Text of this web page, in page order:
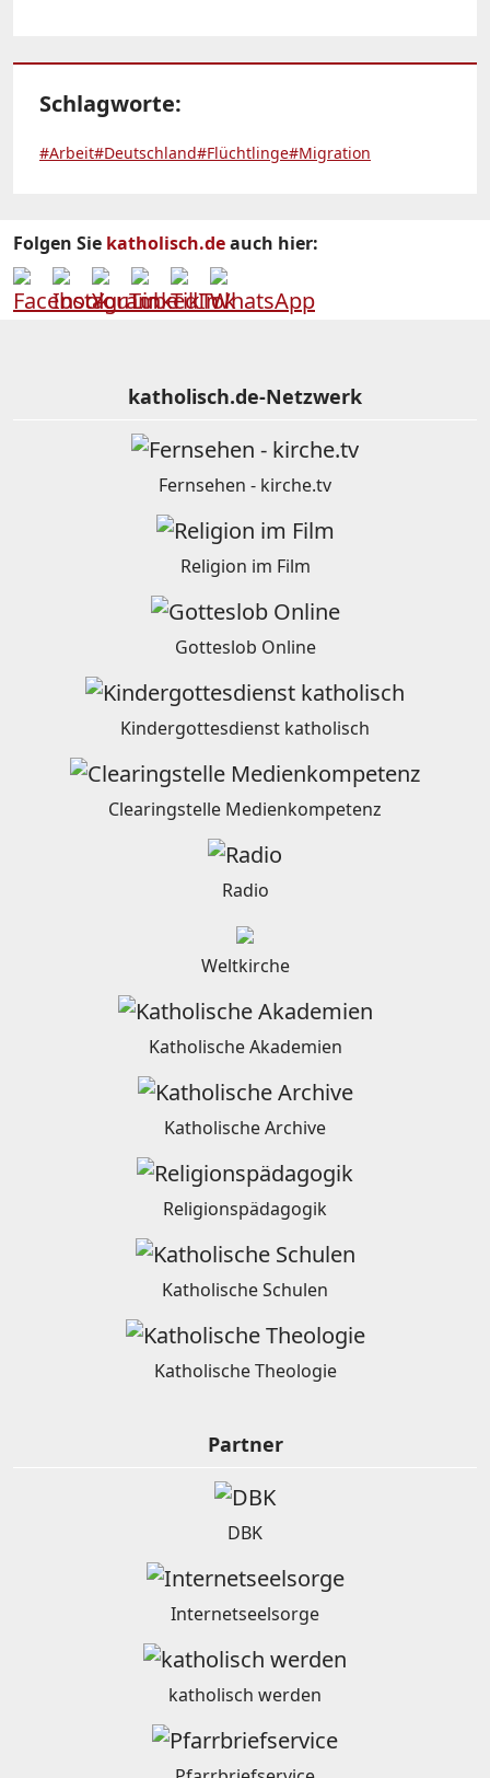
Schlagworte:
#Arbeit#Deutschland#Flüchtlinge#Migration
Folgen Sie katholisch.deauch hier:
katholisch.de-Netzwerk
Fernsehen - kirche.tv
Religion im Film
Gotteslob Online
Kindergottesdienst katholisch
Clearingstelle Medienkompetenz
Radio
Weltkirche
Katholische Akademien
Katholische Archive
Religionspädagogik
Katholische Schulen
Katholische Theologie
Partner
DBK
Internetseelsorge
katholisch werden